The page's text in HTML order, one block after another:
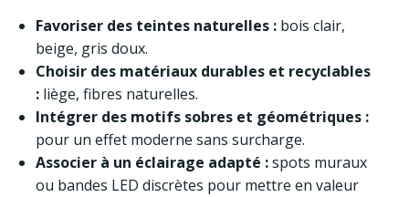
Favoriser des teintes naturelles : bois clair,
beige, gris doux.
Choisir des matériaux durables et recyclables
: liège, fibres naturelles.
Intégrer des motifs sobres et géométriques :
pour un effet moderne sans surcharge.
Associer à un éclairage adapté :spots muraux
ou bandes LED discrètes pour mettre en valeur